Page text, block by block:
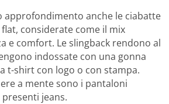
approfondimento anche le ciabatte
considerate come il mix
e comfort. Le slingback rendono al
indossate con una gonna
t-shirt con logo o con stampa.
a mente sono i pantaloni
jeans.